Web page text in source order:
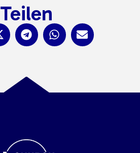
Teilen